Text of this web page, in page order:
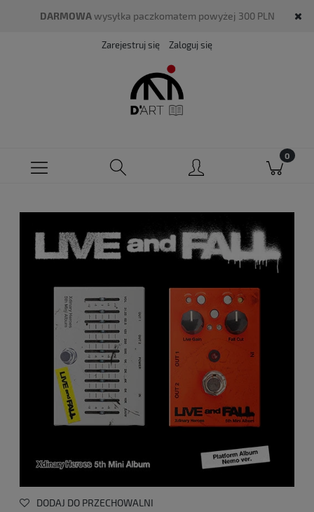
DARMOWAwysyłka paczkomatem powyżej 300 PLN
Zarejestruj się Zaloguj się
DODAJ DO PRZECHOWALNI